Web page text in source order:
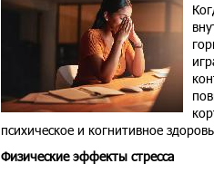
психическое и когнитивное
Физические эффекты стресса